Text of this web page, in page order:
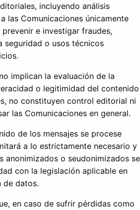
incluyendo análisis
las Comunicaciones únicamente
e investigar fraudes,
seguridad o usos técnicos
implican la evaluación de la
o legitimidad del contenido
no constituyen control editorial ni
las Comunicaciones en general.
de los mensajes se procese
a lo estrictamente necesario y
anonimizados o seudonimizados se
con la legislación aplicable en
de datos.
en caso de sufrir pérdidas como